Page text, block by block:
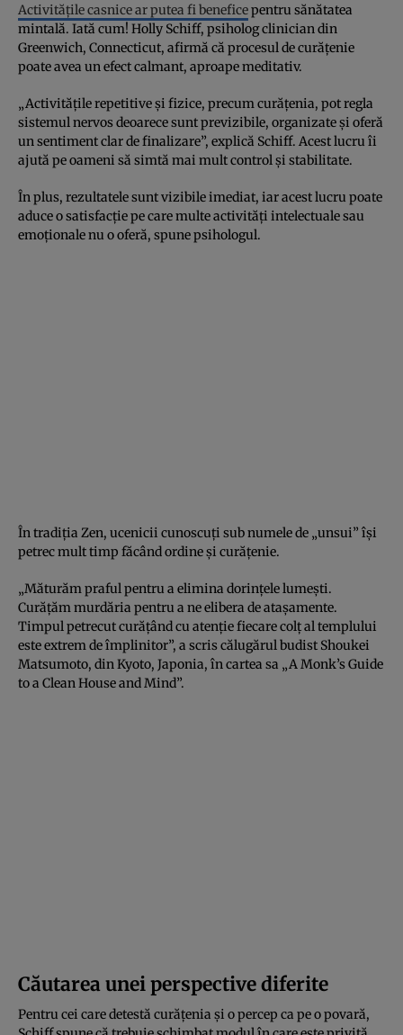
Activitățile casnice ar putea fi beneficepentru sănătatea
mintală. Iată cum! Holly Schiff, psiholog clinician din
Greenwich, Connecticut, afirmă că procesul de curățenie
poate avea un efect calmant, aproape meditativ.
„Activitățile repetitive și fizice, precum curățenia, pot regla
sistemul nervos deoarece sunt previzibile, organizate și oferă
un sentiment clar de finalizare”, explică Schiff. Acest lucru îi
ajută pe oameni să simtă mai mult control și stabilitate.
În plus, rezultatele sunt vizibile imediat, iar acest lucru poate
aduce o satisfacție pe care multe activități intelectuale sau
emoționale nu o oferă, spune psihologul.
În tradiția Zen, ucenicii cunoscuți sub numele de „unsui” își
petrec mult timp făcând ordine și curățenie.
„Măturăm praful pentru a elimina dorințele lumești.
Curățăm murdăria pentru a ne elibera de atașamente.
Timpul petrecut curățând cu atenție fiecare colț al templului
este extrem de împlinitor”, a scris călugărul budist Shoukei
Matsumoto, din Kyoto, Japonia, în cartea sa „A Monk’s Guide
to a Clean House and Mind”.
Căutarea unei perspective diferite
Pentru cei care detestă curățenia și o percep ca pe o povară,